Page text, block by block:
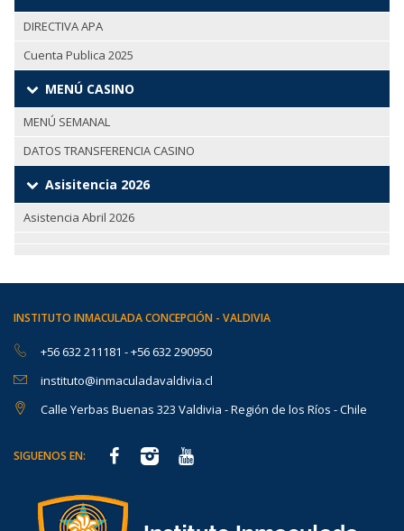
DIRECTIVA APA
Cuenta Publica 2025
MENÚ CASINO
MENÚ SEMANAL
DATOS TRANSFERENCIA CASINO
Asisitencia 2026
Asistencia Abril 2026
INSTITUTO INMACULADA CONCEPCIÓN - VALDIVIA
+56 632 211181 -+56 632 290950
instituto@inmaculadavaldivia.cl
Calle Yerbas Buenas 323 Valdivia - Región de los Ríos - Chile
SIGUENOS EN: